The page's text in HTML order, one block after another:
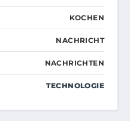
KOCHEN
NACHRICHT
NACHRICHTEN
TECHNOLOGIE